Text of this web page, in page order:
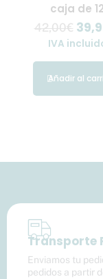
caja de 12
42,00€
IVA
Añadir al
Transporte
Enviamos tu
pedidos a partir